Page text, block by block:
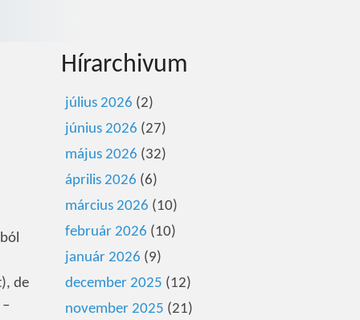
de
Hírarchivum
július 2026 (2)
június 2026 (27)
május 2026 (32)
április 2026 (6)
március 2026 (10)
február 2026 (10)
január 2026 (9)
december 2025 (12)
november 2025 (21)